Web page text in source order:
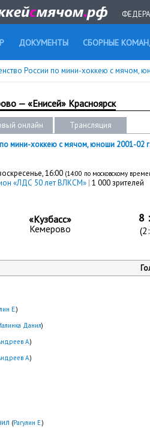
ДОКУМЕНТЫ СБОРНЫЕ
России по мини-хоккею с мячом,
— «Енисей» Красноярск
онлайн Трансляция
мини-хоккею с мячом, юноши 2001-02
, 16:00 (14:00 по московскому
«ЛДС 50 лет ВЛКСМ» | 1 000 зрителей
«Кузбасс»
Кемерово
8
Е.)
Данил)
А.)
А.)
(Рагулин Е.)